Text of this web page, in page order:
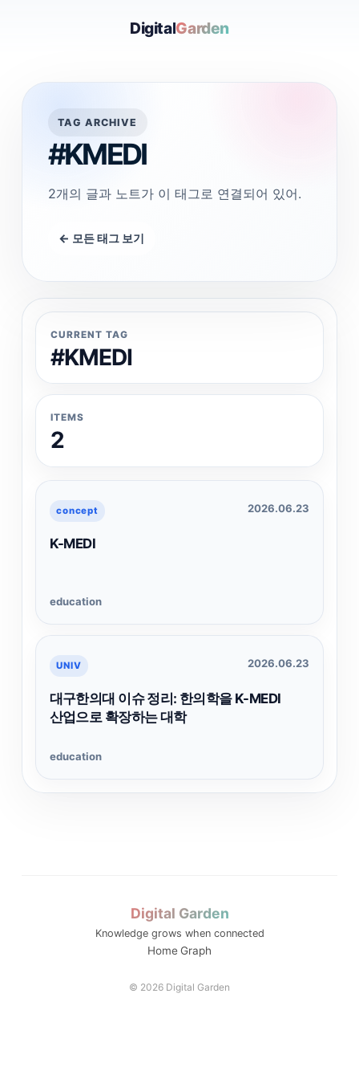
DigitalGarden
TAG ARCHIVE
#KMEDI
2개의 글과 노트가 이 태그로 연결되어 있어.
← 모든 태그 보기
CURRENT TAG
#KMEDI
ITEMS
2
concept 2026.06.23
K-MEDI
education
UNIV 2026.06.23
대구한의대 이슈 정리: 한의학을 K-MEDI
산업으로 확장하는 대학
education
Digital Garden
Knowledge grows when connected
HomeGraph
© 2026 Digital Garden